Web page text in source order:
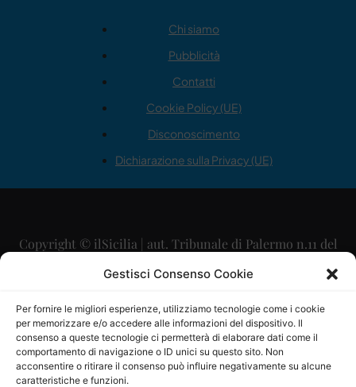
Gestisci Consenso Cookie
Per fornire le migliori esperienze, utilizziamo tecnologie come i cookie
per memorizzare e/o accedere alle informazioni del dispositivo. Il
consenso a queste tecnologie ci permetterà di elaborare dati come il
comportamento di navigazione o ID unici su questo sito. Non
acconsentire o ritirare il consenso può influire negativamente su alcune
caratteristiche e funzioni.
Chi siamo
Pubblicità
Contatti
Cookie Policy (UE)
Disconoscimento
Dichiarazione sulla Privacy (UE)
Copyright © ilSicilia | aut. Tribunale di Palermo n.11 del
29/09/2015
Direttore Editoriale: Maurizio Scaglione
Direttore Responsabile: Maria Calabrese